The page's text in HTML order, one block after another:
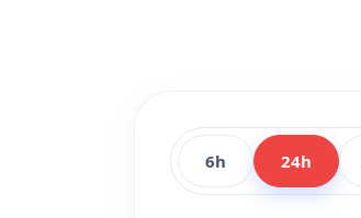
6h 24h